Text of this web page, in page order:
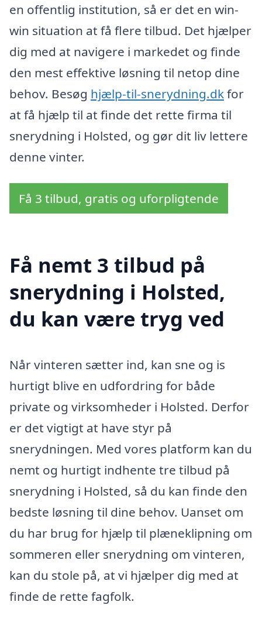
en offentlig institution, så er det en win-
win situation at få flere tilbud. Det hjælper
dig med at navigere i markedet og finde
den mest effektive løsning til netop dine
behov. Besøg hjælp-til-snerydning.dkfor
at få hjælp til at finde det rette firma til
snerydning i Holsted, og gør dit liv lettere
denne vinter.
Få 3 tilbud, gratis og uforpligtende
Få nemt 3 tilbud på
snerydning i Holsted,
du kan være tryg ved
Når vinteren sætter ind, kan sne og is
hurtigt blive en udfordring for både
private og virksomheder i Holsted. Derfor
er det vigtigt at have styr på
snerydningen. Med vores platform kan du
nemt og hurtigt indhente tre tilbud på
snerydning i Holsted, så du kan finde den
bedste løsning til dine behov. Uanset om
du har brug for hjælp til plæneklipning om
sommeren eller snerydning om vinteren,
kan du stole på, at vi hjælper dig med at
finde de rette fagfolk.